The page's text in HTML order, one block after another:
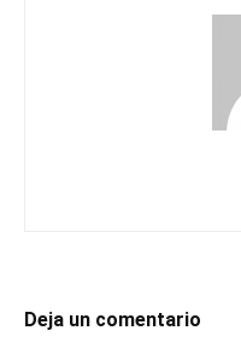
Deja un comentario